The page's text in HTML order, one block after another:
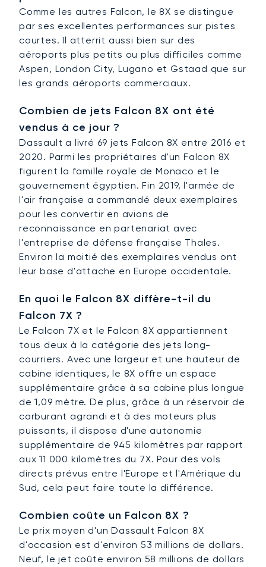
Comme les autres Falcon, le 8X se distingue
par ses excellentes performances sur pistes
courtes. Il atterrit aussi bien sur des
aéroports plus petits ou plus difficiles comme
Aspen, London City, Lugano et Gstaad que sur
les grands aéroports commerciaux.
Combien de jets Falcon 8X ont été
vendus à ce jour ?
Dassault a livré 69 jets Falcon 8X entre 2016 et
2020. Parmi les propriétaires d'un Falcon 8X
figurent la famille royale de Monaco et le
gouvernement égyptien. Fin 2019, l'armée de
l'air française a commandé deux exemplaires
pour les convertir en avions de
reconnaissance en partenariat avec
l'entreprise de défense française Thales.
Environ la moitié des exemplaires vendus ont
leur base d'attache en Europe occidentale.
En quoi le Falcon 8X diffère-t-il du
Falcon 7X ?
Le Falcon 7X et le Falcon 8X appartiennent
tous deux à la catégorie des jets long-
courriers. Avec une largeur et une hauteur de
cabine identiques, le 8X offre un espace
supplémentaire grâce à sa cabine plus longue
de 1,09 mètre. De plus, grâce à un réservoir de
carburant agrandi et à des moteurs plus
puissants, il dispose d'une autonomie
supplémentaire de 945 kilomètres par rapport
aux 11 000 kilomètres du 7X. Pour des vols
directs prévus entre l'Europe et l'Amérique du
Sud, cela peut faire toute la différence.
Combien coûte un Falcon 8X ?
Le prix moyen d'un Dassault Falcon 8X
d'occasion est d'environ 53 millions de dollars.
Neuf, le jet coûte environ 58 millions de dollars